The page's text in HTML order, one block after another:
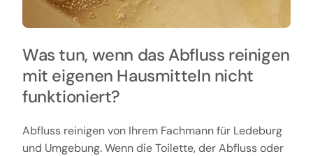
Was tun, wenn das Abfluss reinigen
mit eigenen Hausmitteln nicht
funktioniert?
Abfluss reinigen von Ihrem Fachmann für Ledeburg
und Umgebung. Wenn die Toilette, der Abfluss oder